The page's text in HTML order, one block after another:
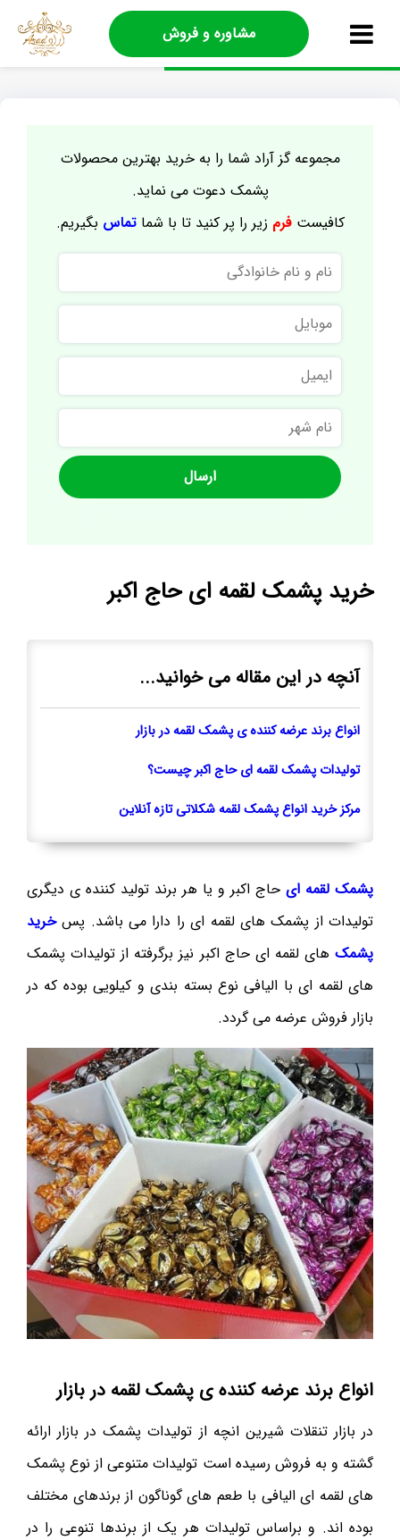
مشاوره و فروش
مجموعه گز آراد شما را به خرید بهترین محصولات
پشمک دعوت می نماید.
کافیستفرم زیر را پر کنید تا با شماتماس بگیریم.
نام
و
نام
خانوادگی
موبایل
ایمیل
نام
شهر
خرید پشمک لقمه ای حاج اکبر
آنچه در این مقاله می خوانید...
انواع برند عرضه کننده ی پشمک لقمه در بازار
تولیدات پشمک لقمه ای حاج اکبر چیست؟
مرکز خرید انواع پشمک لقمه شکلاتی تازه آنلاین
پشمک لقمه ای حاج اکبر و یا هر برند تولید کننده ی دیگری
تولیدات از پشمک های لقمه ای را دارا می باشد. پسخرید
پشمک های لقمه ای حاج اکبر نیز برگرفته از تولیدات پشمک
های لقمه ای با الیافی نوع بسته بندی و کیلویی بوده که در
بازار فروش عرضه می گردد.
انواع برند عرضه کننده ی پشمک لقمه در بازار
در بازار تنقلات شیرین انچه از تولیدات پشمک در بازار ارائه
گشته و به فروش رسیده است تولیدات متنوعی از نوع پشمک
های لقمه ای الیافی با طعم های گوناگون از برندهای مختلف
بوده اند. و براساس تولیدات هر یک از برندها تنوعی را در